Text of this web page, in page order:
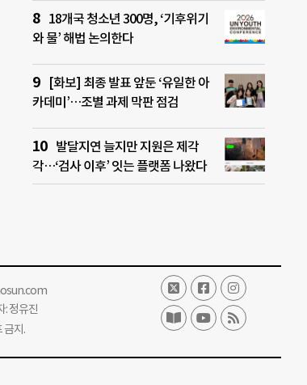
18개국 청소년 300명, ‘기후위기
와 물’ 해법 논의한다
[화보] 최종 발표 앞둔 ‘유일한 아
카데미’…조별 과제 막판 점검
발달지연 늘지만 지원은 제각
각…‘검사 이후’ 잇는 플랫폼 나왔다
정유진
지.